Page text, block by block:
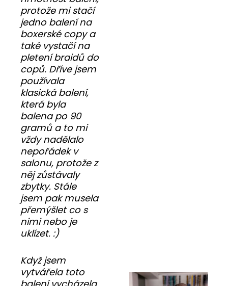
protože mi stačí
jedno balení na
boxerské copy a
také vystačí na
pletení braidů do
copů. Dříve jsem
používala
klasická balení,
která byla
balena po 90
gramů a to mi
vždy nadělalo
nepořádek v
salonu, protože z
něj zůstávaly
zbytky. Stále
jsem pak musela
přemýšlet co s
nimi nebo je
uklízet. :)
Když jsem
vytvářela toto